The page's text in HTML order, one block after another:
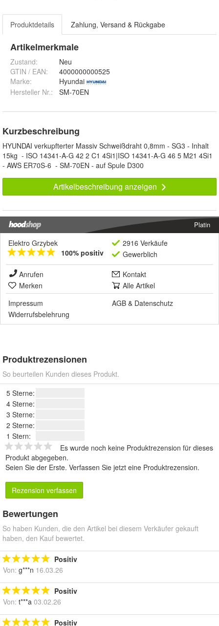
Produktdetails Zahlung, Versand & Rückgabe
Artikelmerkmale
Zustand:
Neu
GTIN / EAN:
4000000000525
Marke:
Hyundai
Hersteller Nr.:
SM-70EN
Kurzbeschreibung
HYUNDAI verkupfterter Massiv Schweißdraht 0,8mm - SG3 - Inhalt
15kg - ISO 14341-A-G 42 2 C1 4Si1|ISO 14341-A-G 46 5 M21 4Si1
- AWS ER70S-6 - SM-70EN - auf Spule D300
Artikelbeschreibung anzeigen
Platin
Elektro Grzybek
100% positiv
2916 Verkäufe
Gewerblich
Anrufen
Kontakt
Merken
Alle Artikel
Impressum
AGB & Datenschutz
Widerrufsbelehrung
Produktrezensionen
So beurteilen Kunden dieses Produkt.
5 Sterne:
4 Sterne:
3 Sterne:
2 Sterne:
1 Stern:
Es wurde noch keine Produktrezension für dieses
Produkt abgegeben.
Seien Sie der Erste. Verfassen Sie jetzt eine Produktrezension.
Rezension verfassen
Bewertungen
So haben Kunden, die den Artikel bei diesem Verkäufer gekauft
haben, den Kauf bewertet.
Positiv
Von: g***n 16.03.26
Positiv
Von: t***a 03.02.26
Positiv